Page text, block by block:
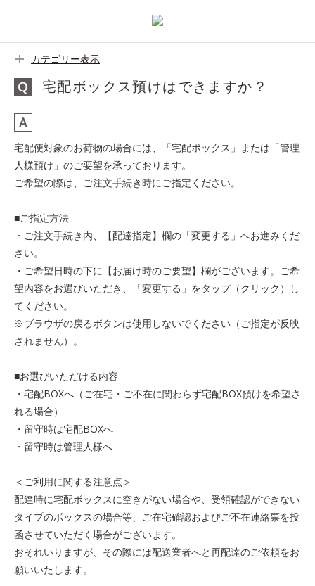
カテゴリー表示
宅配ボックス預けはできますか？
宅配便対象のお荷物の場合には、「宅配ボックス」または「管理
人様預け」のご要望を承っております。
ご希望の際は、ご注文手続き時にご指定ください。
■ご指定方法
・ご注文手続き内、【配達指定】欄の「変更する」へお進みくだ
さい。
・ご希望日時の下に【お届け時のご要望】欄がございます。ご希
望内容をお選びいただき、「変更する」をタップ（クリック）し
てください。
※ブラウザの戻るボタンは使用しないでください（ご指定が反映
されません）。
■お選びいただける内容
・宅配BOXへ（ご在宅・ご不在に関わらず宅配BOX預けを希望さ
れる場合）
・留守時は宅配BOXへ
・留守時は管理人様へ
＜ご利用に関する注意点＞
配達時に宅配ボックスに空きがない場合や、受領確認ができない
タイプのボックスの場合等、ご在宅確認およびご不在連絡票を投
函させていただく場合がございます。
おそれいりますが、その際には配送業者へと再配達のご依頼をお
願いいたします。